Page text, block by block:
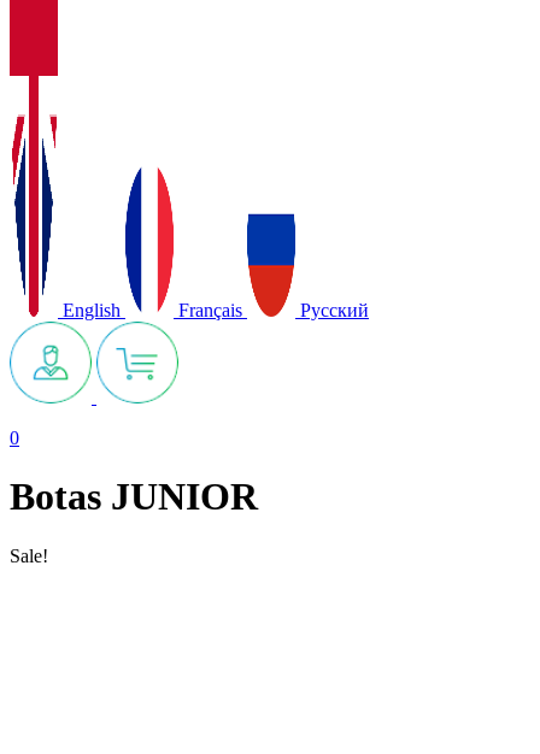
English Français Русский
0
Botas JUNIOR
Sale!